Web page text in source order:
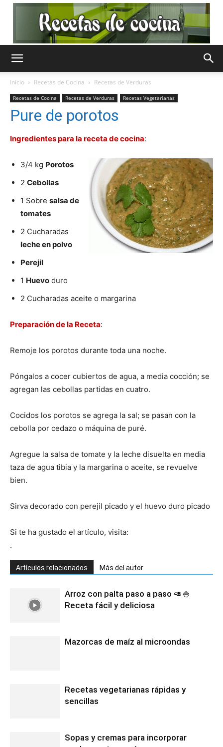
Gratis
Online
|
Recetas
Inicio Recetas de Cocina Recetas de Verduras
Recetas de Cocina Recetas de Verduras Recetas Vegetarianas
Pure de porotos
Ingredientes para la receta de cocina:
3/4 kg Porotos
2 Cebollas
1 Sobre salsa de
tomates
2 Cucharadas
leche en polvo
Perejil
1 Huevo duro
2 Cucharadas aceite o margarina
Preparación de la Receta:
Remoje los porotos durante toda una noche.
Póngalos a cocer cubiertos de agua, a media cocción; se
agregan las cebollas partidas en cuatro.
Cocidos los porotos se agrega la sal; se pasan con la
cebolla por cedazo o máquina de puré.
Agregue la salsa de tomate y la leche disuelta en media
taza de agua tibia y la margarina o aceite, se revuelve
bien.
Sirva decorado con perejil picado y el huevo duro picado
Si te ha gustado el artículo, visita:
.
Artículos relacionados Más del autor
Arroz con palta paso a paso 🥑🍚
Receta fácil y deliciosa
Mazorcas de maíz al microondas
Recetas vegetarianas rápidas y
sencillas
Sopas y cremas para incorporar